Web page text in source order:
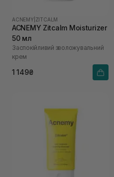
ACNEMY ZITCALM
ACNEMY Zitcalm Moisturizer
50 мл
Заспокійливий зволожувальний
крем
1 149₴